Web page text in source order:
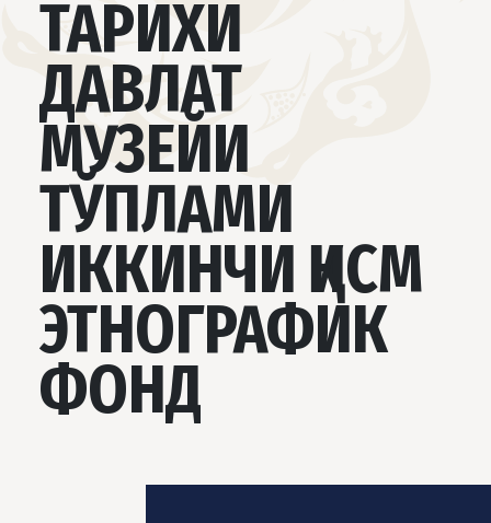
Лойиҳалар
ТАРИХИ
ДАВЛАТ
МУЗЕЙИ
ТЎПЛАМИ
ИККИНЧИ ҚИСМ
ЭТНОГРАФИК
ФОНД